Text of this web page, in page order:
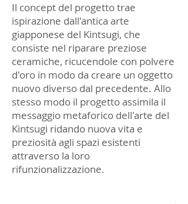
Il concept del progetto trae
ispirazione dall'antica arte
giapponese del Kintsugi, che
consiste nel riparare preziose
ceramiche, ricucendole con polvere
d'oro in modo da creare un oggetto
nuovo diverso dal precedente. Allo
stesso modo il progetto assimila il
messaggio metaforico dell'arte del
Kintsugi ridando nuova vita e
preziosità agli spazi esistenti
attraverso la loro
rifunzionalizzazione.